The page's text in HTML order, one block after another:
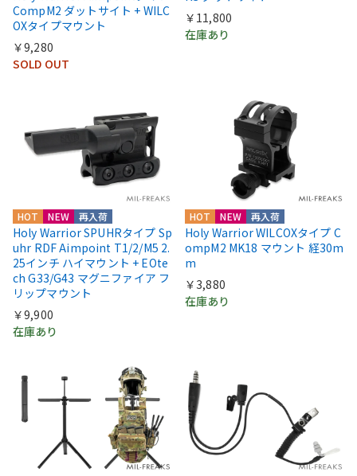
CompM2 ダットサイト + WILC
OXタイプマウント
￥9,280
SOLD OUT
￥11,800
在庫あり
HOT NEW 再入荷
Holy Warrior SPUHRタイプ Sp
uhr RDF Aimpoint T1/2/M5 2.
25インチ ハイマウント + EOte
ch G33/G43 マグニファイア フ
リップマウント
￥9,900
在庫あり
HOT NEW 再入荷
Holy Warrior WILCOXタイプ C
ompM2 MK18 マウント 経30m
m
￥3,880
在庫あり